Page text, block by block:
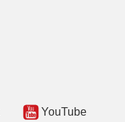
YouTube